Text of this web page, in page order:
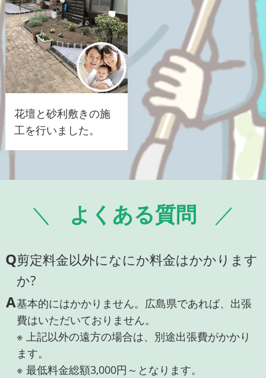
花壇と砂利敷きの施
工を行いました。
よくある質問
Q剪定料金以外になにか料金はかかります
か?
A基本的にはかかりません。広島県であれば、出張
費はいただいておりません。
※ 上記以外の遠方の場合は、別途出張費がかかり
ます。
※ 最低料金総額3,000円～となります。